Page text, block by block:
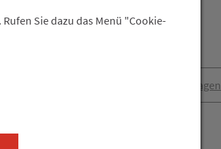
Rezept anfragen
Sie dazu das Menü "Cookie-